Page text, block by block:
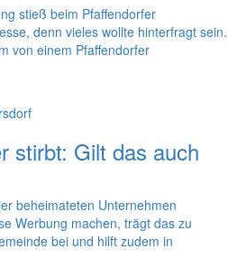
stieß beim Pfaffendorfer
denn vieles wollte hinterfragt sein.
von einem Pfaffendorfer
stirbt: Gilt das auch
beheimateten Unternehmen
Werbung machen, trägt das zu
bei und hilft zudem in